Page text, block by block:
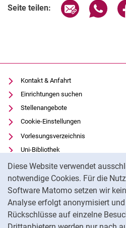
Diese Website verwendet
notwendige Cookies. Für die
Software Matomo setzen wir
Analyse erfolgt anonymisiert
Rückschlüsse auf einzelne
Seite teilen: Seite über
Kontakt & Anfahrt
Einrichtungen suchen
Stellenangebote
Cookie-Einstellungen
Vorlesungsverzeichnis
Uni-Bibliothek
Moodle
Panopto
Datenschutz
Barrierefreiheit
Transparenter KI-Einsatz